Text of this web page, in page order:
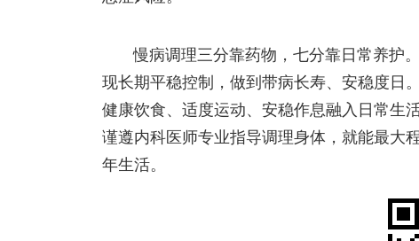
慢病调理三分靠药物，七分靠日常养护
现长期平稳控制，做到带病长寿、安稳度日
健康饮食、适度运动、安稳作息融入日常生
谨遵内科医师专业指导调理身体，就能最大
年生活。